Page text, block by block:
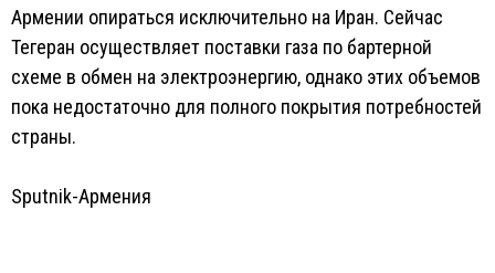
Армении опираться исключительно на Иран. Сейчас
Тегеран осуществляет поставки газа по бартерной
схеме в обмен на электроэнергию, однако этих объемов
пока недостаточно для полного покрытия потребностей
страны.
Sputnik-Армения